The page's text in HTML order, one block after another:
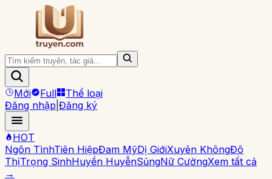
Mới Full
Thể loại
Đăng nhập Đăng ký
HOT
Ngôn TìnhTiên HiệpĐam MỹDị GiớiXuyên KhôngĐô
ThịTrọng SinhHuyền HuyễnSủngNữ CườngXem tất cả
→